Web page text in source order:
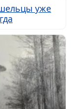
уже